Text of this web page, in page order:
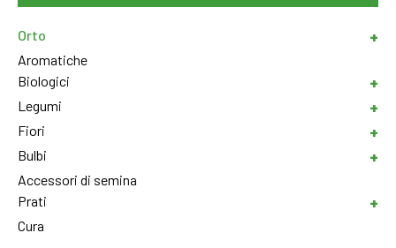
Orto
Aromatiche
Biologici
Legumi
Fiori
Bulbi
Accessori di semina
Prati
Cura